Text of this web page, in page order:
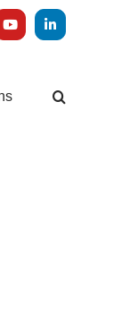
YouTubeLinkedIn